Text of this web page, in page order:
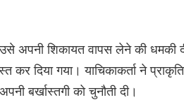
अपनी शिकायत वापस लेने की धमकी
दिया गया। याचिकाकर्ता ने
बर्खास्तगी को चुनौती दी।